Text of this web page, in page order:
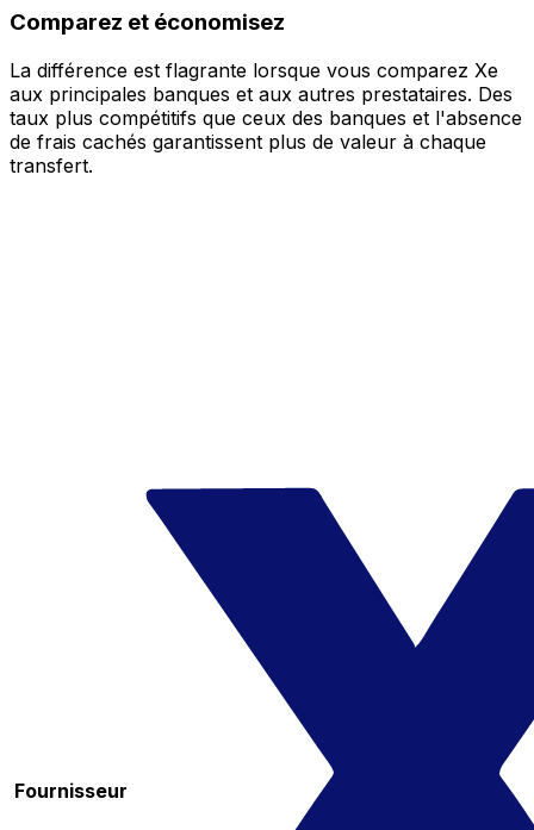
Comparez et économisez
La différence est flagrante lorsque vous comparez Xe
aux principales banques et aux autres prestataires. Des
taux plus compétitifs que ceux des banques et l'absence
de frais cachés garantissent plus de valeur à chaque
transfert.
Fournisseur